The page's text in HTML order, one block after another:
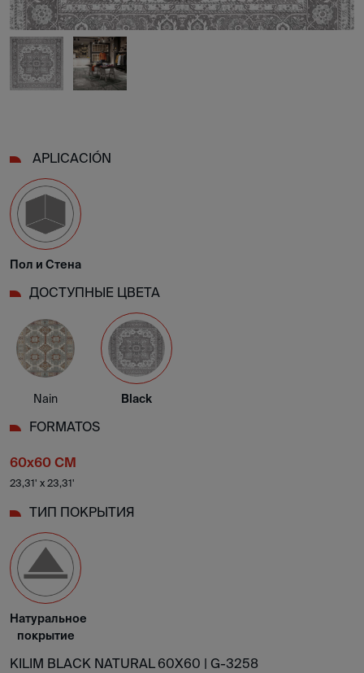
APLICACIÓN
Пол и Стена
ДОСТУПНЫЕ ЦВЕТА
Nain Black
FORMATOS
60x60 CM
23,31' x 23,31'
ТИП ПОКРЫТИЯ
Натуральное
покрытие
KILIM BLACK NATURAL 60X60 | G-3258